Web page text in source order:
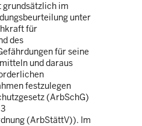
grundsätzlich im
unter
für
des
für seine
und daraus
festzulegen
(ArbSchG)
(ArbStättV)). Im